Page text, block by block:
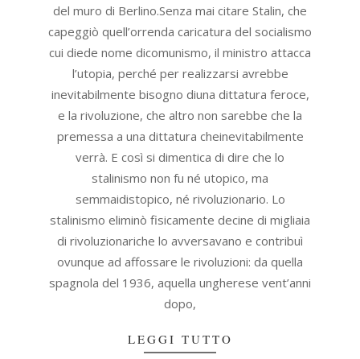
del muro di Berlino.Senza mai citare Stalin, che
capeggiò quell’orrenda caricatura del socialismo
cui diede nome dicomunismo, il ministro attacca
l’utopia, perché per realizzarsi avrebbe
inevitabilmente bisogno diuna dittatura feroce,
e la rivoluzione, che altro non sarebbe che la
premessa a una dittatura cheinevitabilmente
verrà. E così si dimentica di dire che lo
stalinismo non fu né utopico, ma
semmaidistopico, né rivoluzionario. Lo
stalinismo eliminò fisicamente decine di migliaia
di rivoluzionariche lo avversavano e contribuì
ovunque ad affossare le rivoluzioni: da quella
spagnola del 1936, aquella ungherese vent’anni
dopo,
LEGGI TUTTO